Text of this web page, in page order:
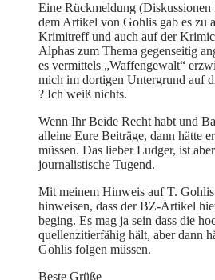
Eine Rückmeldung
dem Artikel von Gohlis gab es zu
Krimitreff und auch auf der
Alphas zum Thema gegenseitig
es vermittels „Waffengewalt“
mich im dortigen Untergrund auf
? Ich weiß nichts.
Wenn Ihr Beide Recht habt und
alleine Eure Beiträge, dann hätte
müssen. Das lieber Ludger, ist
journalistische Tugend.
Mit meinem Hinweis auf T.
hinweisen, dass der BZ-Artikel
beging. Es mag ja sein dass die
quellenzitierfähig hält, aber dann
Gohlis folgen müssen.
Beste Grüße